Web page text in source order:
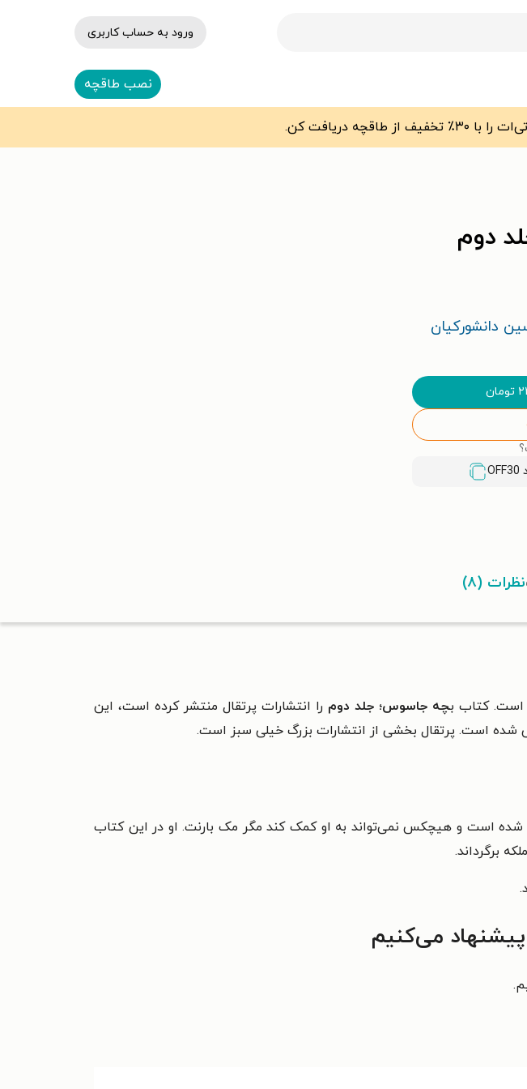
ورود به حساب کاربری
نصب طاقچه
دوم
دانشورکیان
تومان
OFF30
نظرات (۸)
است. کتاب بچه جاسوس؛ جلد دوم را انتشارات پرتقال منتشر کرده است، این
شده است. پرتقال بخشی از انتشارات بزرگ خیلی سبز است.
است و هیچکس نمی‌تواند به او کمک کند مگر مک بارنت. او در این کتاب
برگرداند.
می‌کنیم